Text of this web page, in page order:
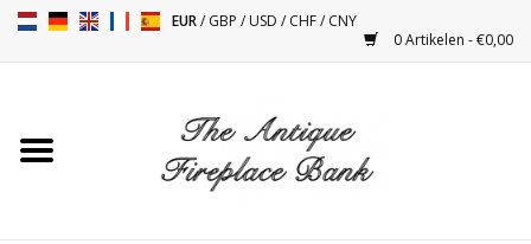
EUR/GBP /USD /CHF/CNY
0 Artikelen - €0,00